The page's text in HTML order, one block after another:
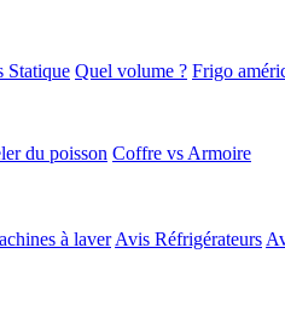
Statique Quel volume ? Frigo
du poisson Coffre vs Armoire
à laver Avis Réfrigérateurs